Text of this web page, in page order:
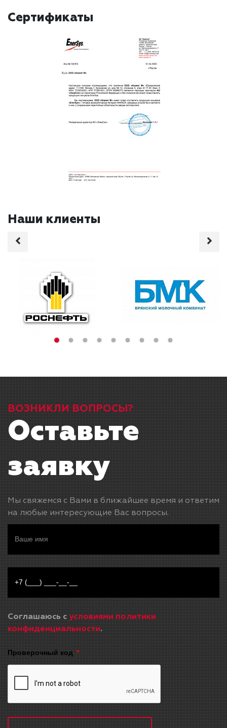
Сертификаты
Наши клиенты
ВОЗНИКЛИ ВОПРОСЫ?
Оставьте
заявку
Мы свяжемся с Вами в ближайшее время и ответим
на любые интересующие Вас вопросы.
Соглашаюсь с условиями политики
конфиденциальности.
Проверочный код